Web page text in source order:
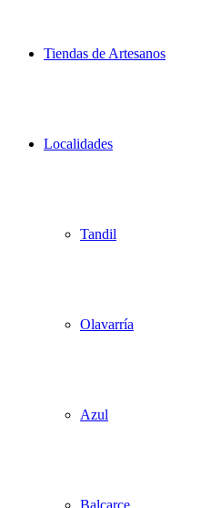
Tiendas de Artesanos
Localidades
Tandil
Olavarría
Azul
Balcarce